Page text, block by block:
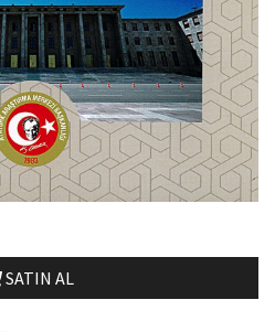
SATIN AL